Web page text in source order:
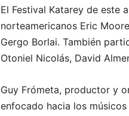
El Festival Katarey de este
norteamericanos Eric
Gergo Borlai. También
Otoniel Nicolás, David
Guy Frómeta, productor y
enfocado hacia los